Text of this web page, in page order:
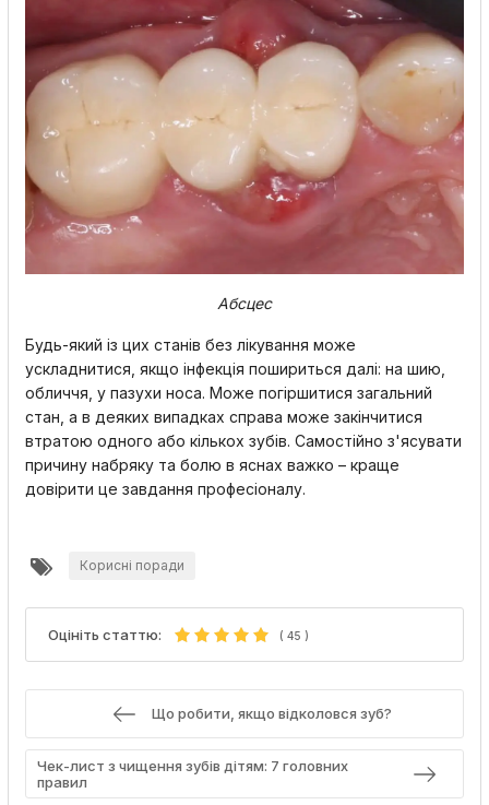
Абсцес
Будь-який із цих станів без лікування може
ускладнитися, якщо інфекція пошириться далі: на шию,
обличчя, у пазухи носа. Може погіршитися загальний
стан, а в деяких випадках справа може закінчитися
втратою одного або кількох зубів. Самостійно з'ясувати
причину набряку та болю в яснах важко – краще
довірити це завдання професіоналу.
Корисні поради
Оцініть статтю: ( 45 )
Що робити, якщо відколовся зуб?
Чек-лист з чищення зубів дітям: 7 головних
правил